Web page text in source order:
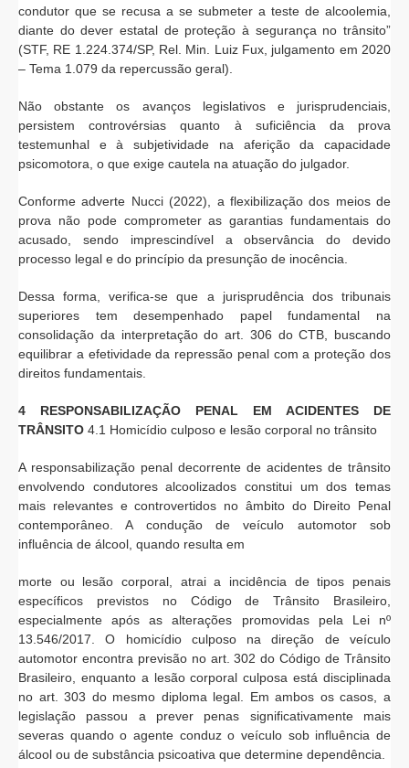
condutor que se recusa a se submeter a teste de alcoolemia,
diante do dever estatal de proteção à segurança no trânsito”
(STF, RE 1.224.374/SP, Rel. Min. Luiz Fux, julgamento em 2020
– Tema 1.079 da repercussão geral).
Não obstante os avanços legislativos e jurisprudenciais,
persistem controvérsias quanto à suficiência da prova
testemunhal e à subjetividade na aferição da capacidade
psicomotora, o que exige cautela na atuação do julgador.
Conforme adverte Nucci (2022), a flexibilização dos meios de
prova não pode comprometer as garantias fundamentais do
acusado, sendo imprescindível a observância do devido
processo legal e do princípio da presunção de inocência.
Dessa forma, verifica-se que a jurisprudência dos tribunais
superiores tem desempenhado papel fundamental na
consolidação da interpretação do art. 306 do CTB, buscando
equilibrar a efetividade da repressão penal com a proteção dos
direitos fundamentais.
4 RESPONSABILIZAÇÃO PENAL EM ACIDENTES DE
TRÂNSITO 4.1 Homicídio culposo e lesão corporal no trânsito
A responsabilização penal decorrente de acidentes de trânsito
envolvendo condutores alcoolizados constitui um dos temas
mais relevantes e controvertidos no âmbito do Direito Penal
contemporâneo. A condução de veículo automotor sob
influência de álcool, quando resulta em
morte ou lesão corporal, atrai a incidência de tipos penais
específicos previstos no Código de Trânsito Brasileiro,
especialmente após as alterações promovidas pela Lei nº
13.546/2017. O homicídio culposo na direção de veículo
automotor encontra previsão no art. 302 do Código de Trânsito
Brasileiro, enquanto a lesão corporal culposa está disciplinada
no art. 303 do mesmo diploma legal. Em ambos os casos, a
legislação passou a prever penas significativamente mais
severas quando o agente conduz o veículo sob influência de
álcool ou de substância psicoativa que determine dependência.